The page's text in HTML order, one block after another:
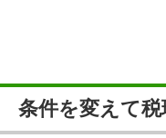
条件を変えて